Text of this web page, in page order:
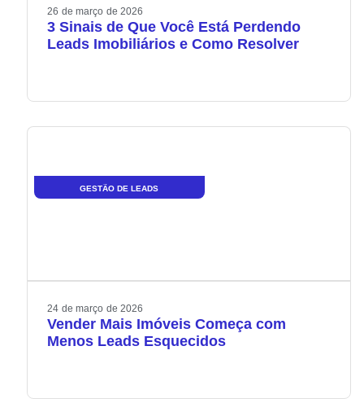
26 de março de 2026
3 Sinais de Que Você Está Perdendo
Leads Imobiliários e Como Resolver
GESTÃO DE LEADS
24 de março de 2026
Vender Mais Imóveis Começa com
Menos Leads Esquecidos